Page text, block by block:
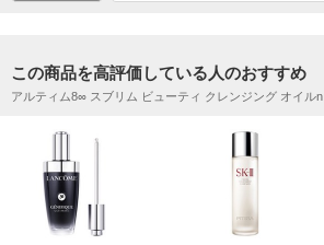
この商品を高評価している人のおすすめ
アルティム8∞ スブリム ビューティ クレンジング オイルn